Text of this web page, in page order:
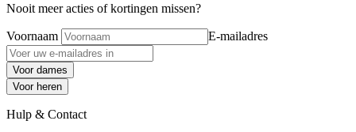
Nooit meer acties of kortingen missen?
Voornaam E-mailadres
Voor dames
Voor heren
Hulp & Contact